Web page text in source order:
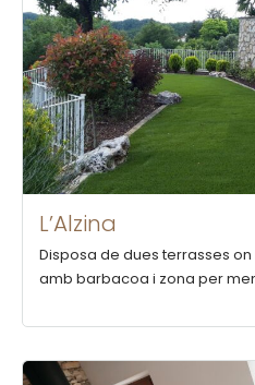
L’Alzina
Disposa de dues terrasses
amb barbacoa i zona per